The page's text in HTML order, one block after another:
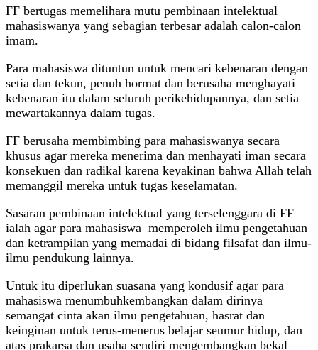
FF bertugas memelihara mutu pembinaan intelektual
mahasiswanya yang sebagian terbesar adalah calon-calon
imam.
Para mahasiswa dituntun untuk mencari kebenaran dengan
setia dan tekun, penuh hormat dan berusaha menghayati
kebenaran itu dalam seluruh perikehidupannya, dan setia
mewartakannya dalam tugas.
FF berusaha membimbing para mahasiswanya secara
khusus agar mereka menerima dan menhayati iman secara
konsekuen dan radikal karena keyakinan bahwa Allah telah
memanggil mereka untuk tugas keselamatan.
Sasaran pembinaan intelektual yang terselenggara di FF
ialah agar para mahasiswa memperoleh ilmu pengetahuan
dan ketrampilan yang memadai di bidang filsafat dan ilmu-
ilmu pendukung lainnya.
Untuk itu diperlukan suasana yang kondusif agar para
mahasiswa menumbuhkembangkan dalam dirinya
semangat cinta akan ilmu pengetahuan, hasrat dan
keinginan untuk terus-menerus belajar seumur hidup, dan
atas prakarsa dan usaha sendiri mengembangkan bekal